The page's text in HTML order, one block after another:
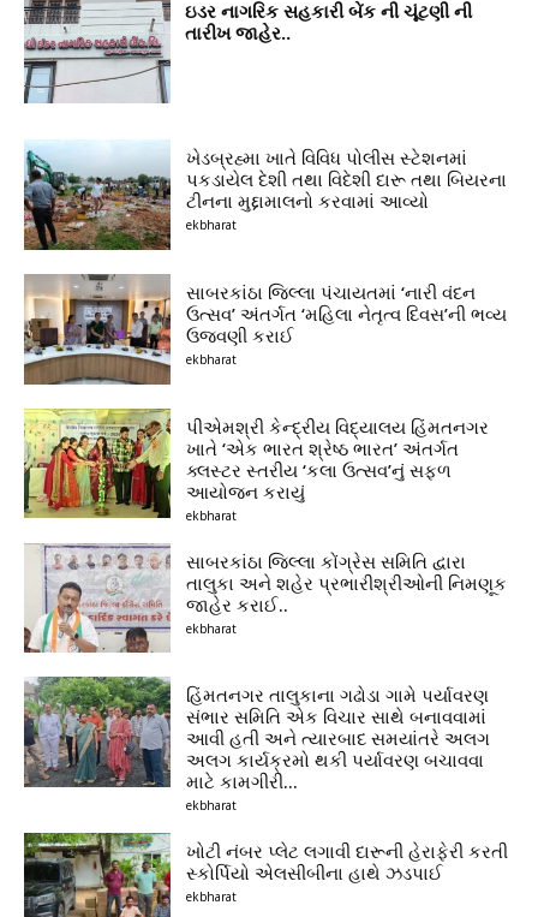
ઇડર નાગરિક સહકારી બેંક ની ચૂંટણી ની
તારીખ જાહેર..
ખેડબ્રહ્મા ખાતે વિવિધ પોલીસ સ્ટેશનમાં
પકડાયેલ દેશી તથા વિદેશી દારૂ તથા બિયરના
ટીનના મુદ્દામાલનો કરવામાં આવ્યો
ekbharat
સાબરકાંઠા જિલ્લા પંચાયતમાં ‘નારી વંદન
ઉત્સવ’ અંતર્ગત ‘મહિલા નેતૃત્વ દિવસ’ની ભવ્ય
ઉજવણી કરાઈ
ekbharat
પીએમશ્રી કેન્દ્રીય વિદ્યાલય હિંમતનગર
ખાતે ‘એક ભારત શ્રેષ્ઠ ભારત’ અંતર્ગત
ક્લસ્ટર સ્તરીય ‘કલા ઉત્સવ’નું સફળ
આયોજન કરાયું
ekbharat
સાબરકાંઠા જિલ્લા કોંગ્રેસ સમિતિ દ્વારા
તાલુકા અને શહેર પ્રભારીશ્રીઓની નિમણૂક
જાહેર કરાઈ..
ekbharat
હિંમતનગર તાલુકાના ગઢોડા ગામે પર્યાવરણ
સંભાર સમિતિ એક વિચાર સાથે બનાવવામાં
આવી હતી અને ત્યારબાદ સમયાંતરે અલગ
અલગ કાર્યક્રમો થકી પર્યાવરણ બચાવવા
માટે કામગીરી...
ekbharat
ખોટી નંબર પ્લેટ લગાવી દારૂની હેરાફેરી કરતી
સ્કોર્પિયો એલસીબીના હાથે ઝડપાઈ
ekbharat